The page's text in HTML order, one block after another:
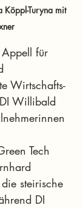
Köppl-Turyna mit
für
Wirtschafts-
Willibald
Tech
steirische
DI